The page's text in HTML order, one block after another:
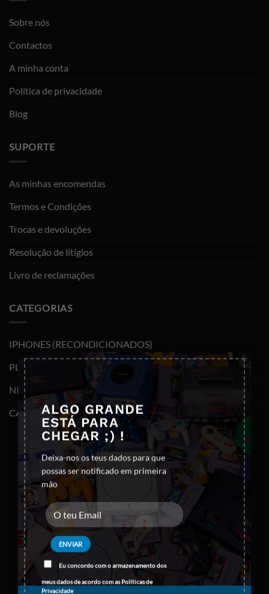
ALGO GRANDE
ESTÁ PARA
CHEGAR ;) !
Deixa-nos os teus dados para que
possas ser notificado em primeira
mão
Eu concordo com o armazenamento dos
meus dados de acordo com asPolíticas de
Privacidade
×
Sobre nós
Contactos
A minha conta
Política de privacidade
Blog
SUPORTE
As minhas encomendas
Termos e Condições
Trocas e devoluções
Resolução de litígios
Livro de reclamações
CATEGORIAS
IPHONES (RECONDICIONADOS)
PLAYSTATION
NINTENDO SWITCH
CABOS E ADAPTADORES TYPE-C